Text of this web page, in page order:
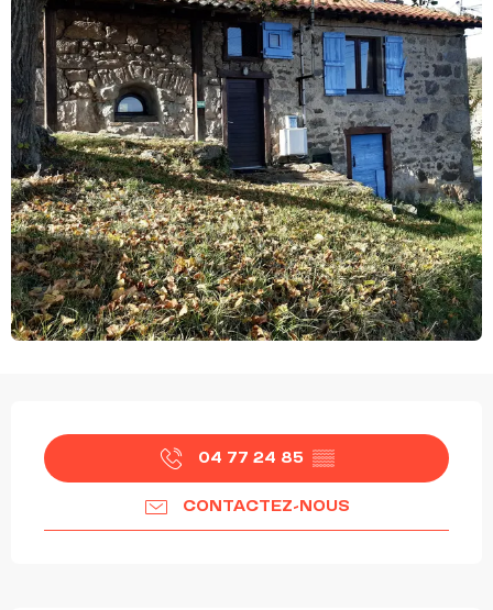
OUVERTURE ET COORDONNÉES
04 77 24 85 ▒▒
CONTACTEZ-NOUS